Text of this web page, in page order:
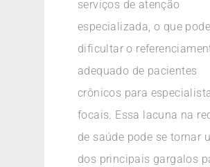
serviços de atenção
especializada, o que pode
dificultar o
adequado de pacientes
crônicos para
focais. Essa lacuna na
de saúde pode se tornar
dos principais gargalos